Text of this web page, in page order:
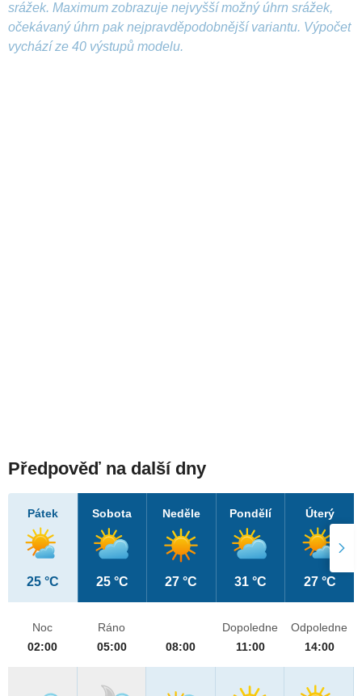
srážek. Maximum zobrazuje nejvyšší možný úhrn srážek,
očekávaný úhrn pak nejpravděpodobnější variantu. Výpočet
vychází ze 40 výstupů modelu.
Předpověď na další dny
Pátek
25 °C
Sobota
25 °C
Neděle
27 °C
Pondělí
31 °C
Úterý
27 °C
Noc
02:00
Ráno
05:00
08:00
Dopoledne
11:00
Odpoledne
14:00